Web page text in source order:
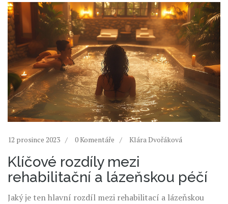
12 prosince 2023 0 Komentáře Klára Dvořáková
Klíčové rozdíly mezi
rehabilitační a lázeňskou péčí
Jaký je ten hlavní rozdíl mezi rehabilitací a lázeňskou